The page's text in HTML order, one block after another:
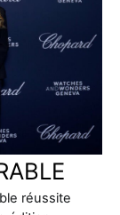
réussite